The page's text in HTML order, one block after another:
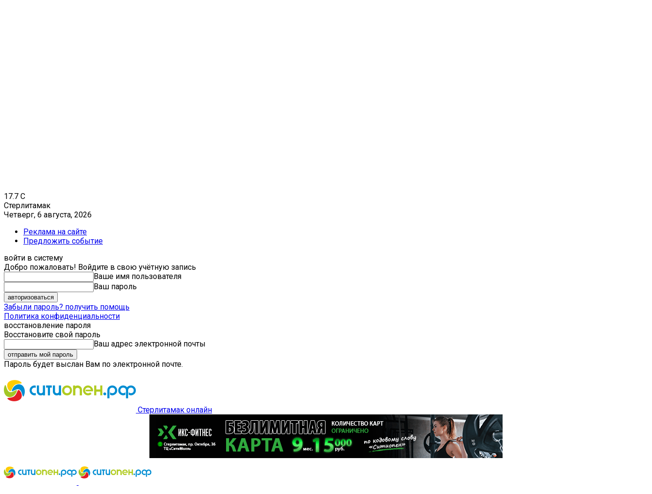
17.7 C
Стерлитамак
Четверг, 6 августа, 2026
Реклама на сайте
Предложить событие
войти в систему
Добро пожаловать! Войдите в свою учётную запись
Ваше имя пользователя
Ваш пароль
Забыли пароль? получить помощь
Политика конфиденциальности
восстановление пароля
Восстановите свой пароль
Ваш адрес электронной почты
Пароль будет выслан Вам по электронной почте.
Стерлитамак онлайн